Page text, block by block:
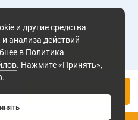
и другие средства
анализа действий
в Политика
. Нажмите «Принять»,
Только скидки и